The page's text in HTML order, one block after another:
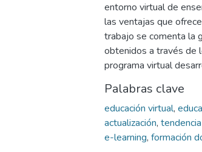
entorno virtual de
las ventajas que
trabajo se comenta la
obtenidos a través de
programa virtual
Palabras clave
educación virtual,
actualización,
e-learning, formación